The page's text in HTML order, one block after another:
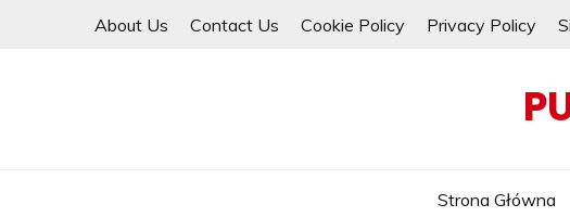
About Us Contact Us Cookie Policy Privacy Policy
Strona Główna